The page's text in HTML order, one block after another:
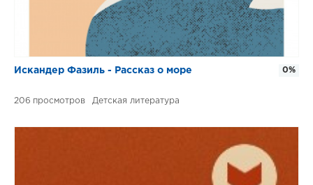
Искандер Фазиль - Рассказ о море
206 Детская литература
0%